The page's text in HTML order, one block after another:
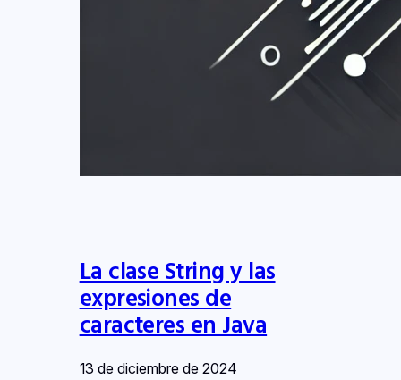
La clase String y las
expresiones de
caracteres en Java
13 de diciembre de 2024